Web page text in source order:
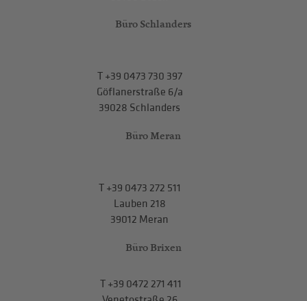
Büro Schlanders
T+39 0473 730 397
Göflanerstraße 6/a
39028 Schlanders
Büro Meran
T+39 0473 272 511
Lauben 218
39012 Meran
Büro Brixen
T+39 0472 271 411